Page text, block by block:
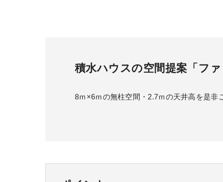
積水ハウスの空間提案「フ
8ｍ×6ｍの無柱空間・2.7ｍ